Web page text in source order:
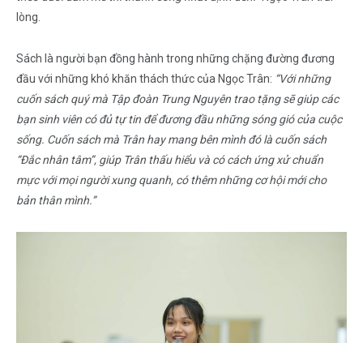
lòng.
Sách là người bạn đồng hành trong những chặng đường đương
đầu với những khó khăn thách thức của Ngọc Trân: “Với những
cuốn sách quý mà Tập đoàn Trung Nguyên trao tặng sẽ giúp các
bạn sinh viên có đủ tự tin để đương đầu những sóng gió của cuộc
sống. Cuốn sách mà Trân hay mang bên mình đó là cuốn sách
“Đắc nhân tâm”, giúp Trân thấu hiểu và có cách ứng xử chuẩn
mực với mọi người xung quanh, có thêm những cơ hội mới cho
bản thân mình.”